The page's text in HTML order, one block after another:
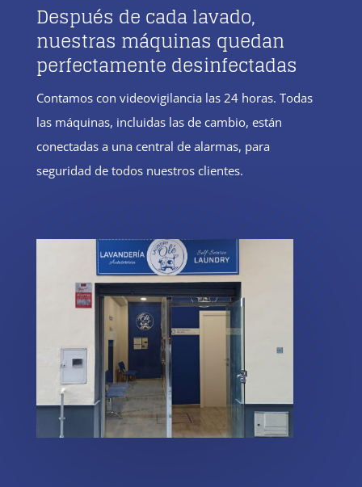
Después de cada lavado,
nuestras máquinas quedan
perfectamente desinfectadas
Contamos con videovigilancia las 24 horas. Todas
las máquinas, incluidas las de cambio, están
conectadas a una central de alarmas, para
seguridad de todos nuestros clientes.